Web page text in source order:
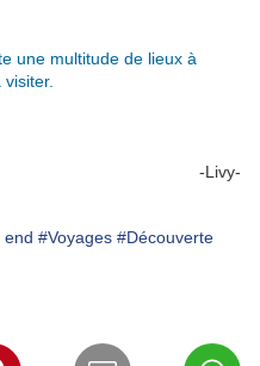
une multitude de lieux à
-Livy-
end #Voyages #Découverte